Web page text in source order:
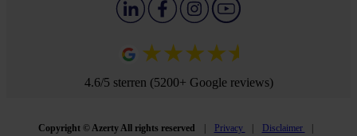
4.6/5 sterren (5200+ Google reviews)
Copyright © Azerty All rights reserved Privacy
Disclaimer